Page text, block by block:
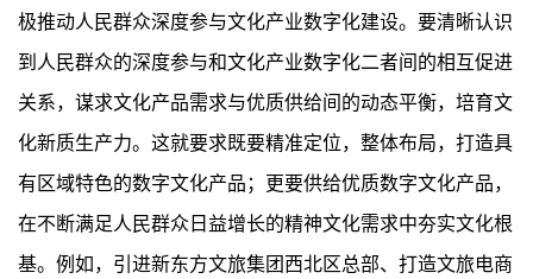
极推动人民群众深度参与文化产业数字化建设。要清晰认识
到人民群众的深度参与和文化产业数字化二者间的相互促进
关系，谋求文化产品需求与优质供给间的动态平衡，培育文
化新质生产力。这就要求既要精准定位，整体布局，打造具
有区域特色的数字文化产品；更要供给优质数字文化产品，
在不断满足人民群众日益增长的精神文化需求中夯实文化根
基。例如，引进新东方文旅集团西北区总部、打造文旅电商